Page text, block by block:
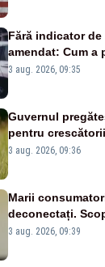
Fără indicator
amendat: Cum a
procesul pentru
3 aug. 2026, 09:35
Guvernul
pentru
3 aug. 2026, 09:36
Marii
deconectați.
3 aug. 2026, 09:39